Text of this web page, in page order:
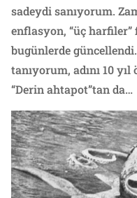
sadeydi sanıyorum.
enflasyon, “üç
bugünlerde
tanıyorum, adını 10
“Derin ahtapot”tan da…